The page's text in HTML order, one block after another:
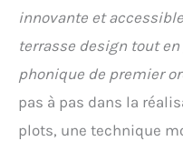
innovante et
terrasse design tout
phonique de premier
pas à pas dans la
plots, une technique